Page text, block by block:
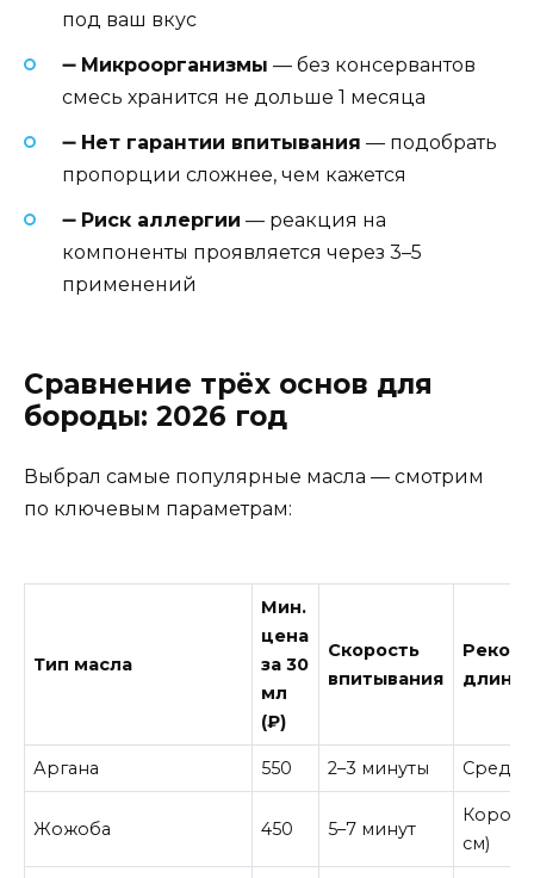
под ваш вкус
➖ Микроорганизмы — без консервантов
смесь хранится не дольше 1 месяца
➖ Нет гарантии впитывания — подобрать
пропорции сложнее, чем кажется
➖ Риск аллергии — реакция на
компоненты проявляется через 3–5
применений
Сравнение трёх основ для
бороды: 2026 год
Выбрал самые популярные масла — смотрим
по ключевым параметрам:
Тип масла
Мин.
цена
за 30
мл
(₽)
Скорость
впитывания
длина
Аргана 550 2–3 минуты
Жожоба 450 5–7 минут
см)